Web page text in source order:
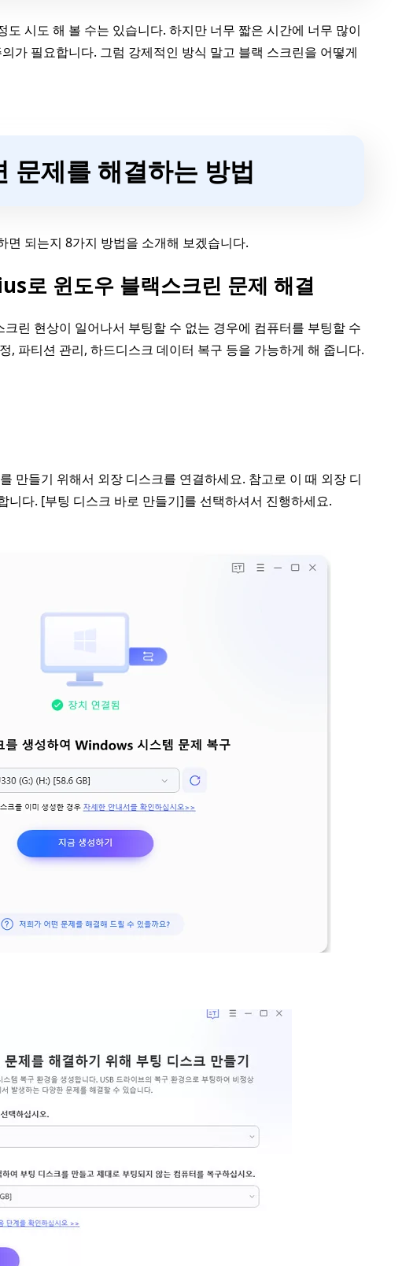
시도 해 볼 수는 있습니다. 하지만 너무 짧은 시간에 너무 많이
가 필요합니다. 그럼 강제적인 방식 말고 블랙 스크린을 어떻게
문제를 해결하는 방법
되는지 8가지 방법을 소개해 보겠습니다.
로 윈도우 블랙스크린 문제 해결
린 현상이 일어나서 부팅할 수 없는 경우에 컴퓨터를 부팅할 수
파티션 관리, 하드디스크 데이터 복구 등을 가능하게 해 줍니다.
들기 위해서 외장 디스크를 연결하세요. 참고로 이 때 외장 디
다. [부팅 디스크 바로 만들기]를 선택하셔서 진행하세요.